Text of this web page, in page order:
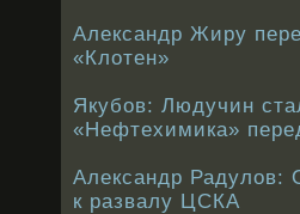
Александр Жиру
«Клотен»
Якубов: Людучин
«Нефтехимика»
Александр Радулов:
к развалу ЦСКА